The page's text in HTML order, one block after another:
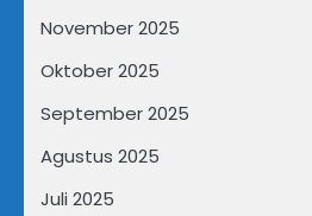
November 2025
Oktober 2025
September 2025
Agustus 2025
Juli 2025